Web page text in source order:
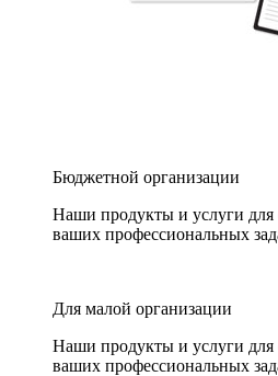
Бюджетной организации
Наши продукты и услуги
ваших профессиональных
Для малой организации
Наши продукты и услуги
ваших профессиональных